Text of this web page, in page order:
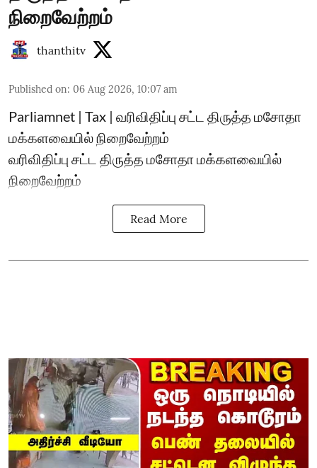
நிறைவேற்றம்
thanthitv
Published on: 06 Aug 2026, 10:07 am
Parliamnet | Tax | வரிவிதிப்பு சட்ட திருத்த மசோதா
மக்களவையில் நிறைவேற்றம்
வரிவிதிப்பு சட்ட திருத்த மசோதா மக்களவையில்
நிறைவேற்றம்
Read More